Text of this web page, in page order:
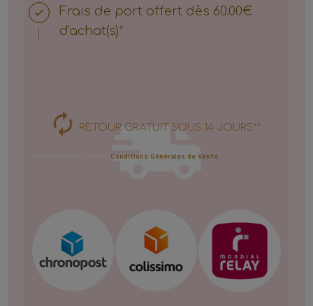
Frais de port offert dès 60.00€
d'achat(s)*
RETOUR GRATUIT SOUS 14 JOURS**
Conditions Générales de Vente